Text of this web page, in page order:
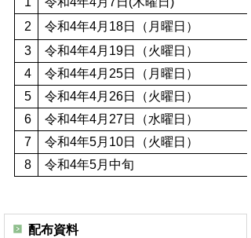
2
令和4年4月18日（月曜日）
3
令和4年4月19日（火曜日）
4
令和4年4月25日（月曜日）
5
令和4年4月26日（火曜日）
6
令和4年4月27日（水曜日）
7
令和4年5月10日（火曜日）
8
令和4年5月中旬
配布資料